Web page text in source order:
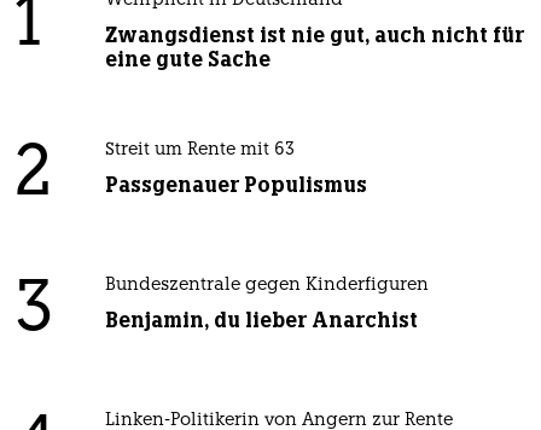
1
Zwangsdienst ist nie gut, auch nicht für
eine gute Sache
2 Streit um Rente mit 63
Passgenauer Populismus
3 Bundeszentrale gegen Kinderfiguren
Benjamin, du lieber Anarchist
Linken-Politikerin von Angern zur Rente